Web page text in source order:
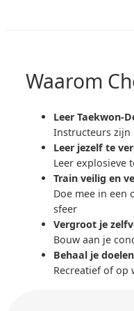
Waarom
Leer Taekwon-
Instructeurs zijn
Leer jezelf te
Leer explosieve
Train veilig en
Doe mee in een
sfeer
Vergroot je
Bouw aan je
Behaal je doelen
Recreatief of op